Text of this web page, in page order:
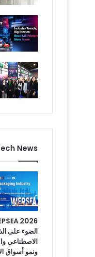
News
الضوء على
الاصطناعي
ونمو أسواق